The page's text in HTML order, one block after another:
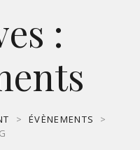
:
> ÉVÈNEMENTS
>